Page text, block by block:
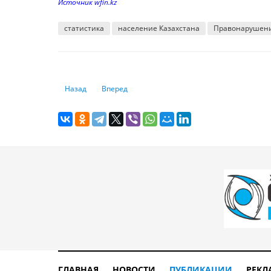
статистика население Казахстана
Предыдущий: Как в Казахстане развивается внутренняя
Назад Следующий: Личный менеджер, страхование,
Вперед